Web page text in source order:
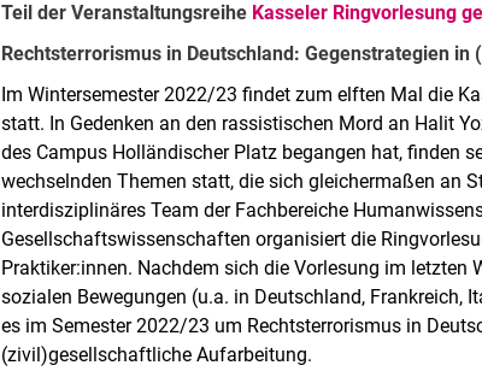
Teil der Veranstaltungsreihe Kasseler Ringvorlesung
Rechtsterrorismus in Deutschland: Gegenstrategien
Im Wintersemester 2022/23 findet zum elften Mal die
statt. In Gedenken an den rassistischen Mord an Halit
des Campus Holländischer Platz begangen hat, finden
wechselnden Themen statt, die sich gleichermaßen an
interdisziplinäres Team der Fachbereiche
Gesellschaftswissenschaften organisiert die
Praktiker:innen. Nachdem sich die Vorlesung im letzten
sozialen Bewegungen (u.a. in Deutschland, Frankreich,
es im Semester 2022/23 um Rechtsterrorismus in
(zivil)gesellschaftliche Aufarbeitung.